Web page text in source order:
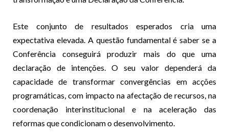
Este conjunto de resultados esperados cria uma
expectativa elevada. A questão fundamental é saber se a
Conferência conseguirá produzir mais do que uma
declaração de intenções. O seu valor dependerá da
capacidade de transformar convergências em acções
programáticas, com impacto na afectação de recursos, na
coordenação interinstitucional e na aceleração das
reformas que condicionam o desenvolvimento.